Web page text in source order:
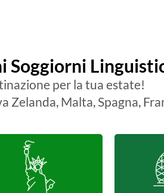
Soggiorni
per la tua estate!
Zelanda, Malta, Spagna,